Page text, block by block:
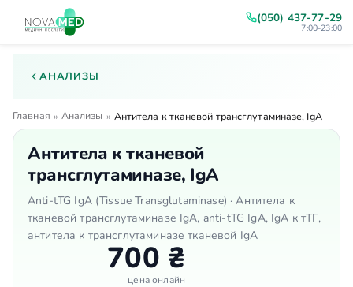
(050) 437-77-29
7:00-23:00
АНАЛИЗЫ
Главная » Анализы » Антитела к тканевой трансглутаминазе, IgA
Антитела к тканевой
трансглутаминазе, IgA
Anti-tTG IgA (Tissue Transglutaminase) · Антитела к
тканевой трансглутаминазе IgA, anti-tTG IgA, IgA к тТГ,
антитела к трансглутаминазе тканевой IgA
700 ₴
цена онлайн